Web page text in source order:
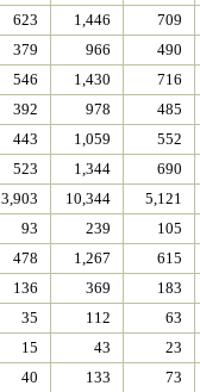
623 1,446 709
379 966 490
546 1,430 716
392 978 485
443 1,059 552
523 1,344 690
3,903 10,344 5,121
93 239 105
478 1,267 615
136 369 183
35 112 63
15 43 23
40 133 73